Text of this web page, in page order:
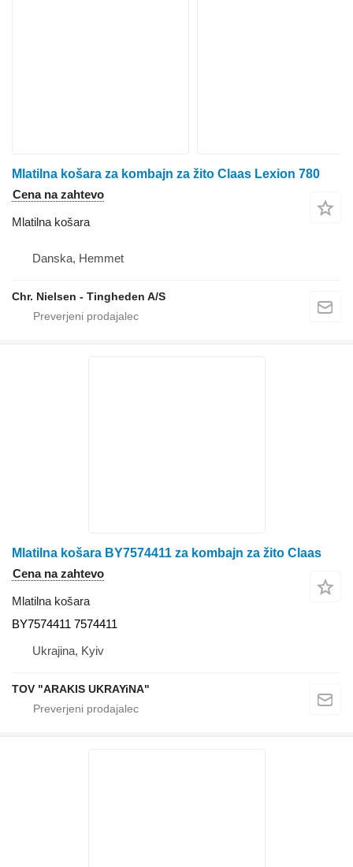
Mlatilna košara za kombajn za žito Claas Lexion 780
Cena na zahtevo
Mlatilna košara
Danska, Hemmet
Chr. Nielsen - Tingheden A/S
Mlatilna košara BY7574411 za kombajn za žito Claas
Cena na zahtevo
Mlatilna košara
BY7574411 7574411
Ukrajina, Kyiv
TOV "ARAKIS UKRAYiNA"